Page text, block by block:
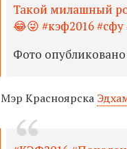
Такой милашный
😂😜 #кэф2016 #сфу
Фото опубликовано
Мэр Красноярска